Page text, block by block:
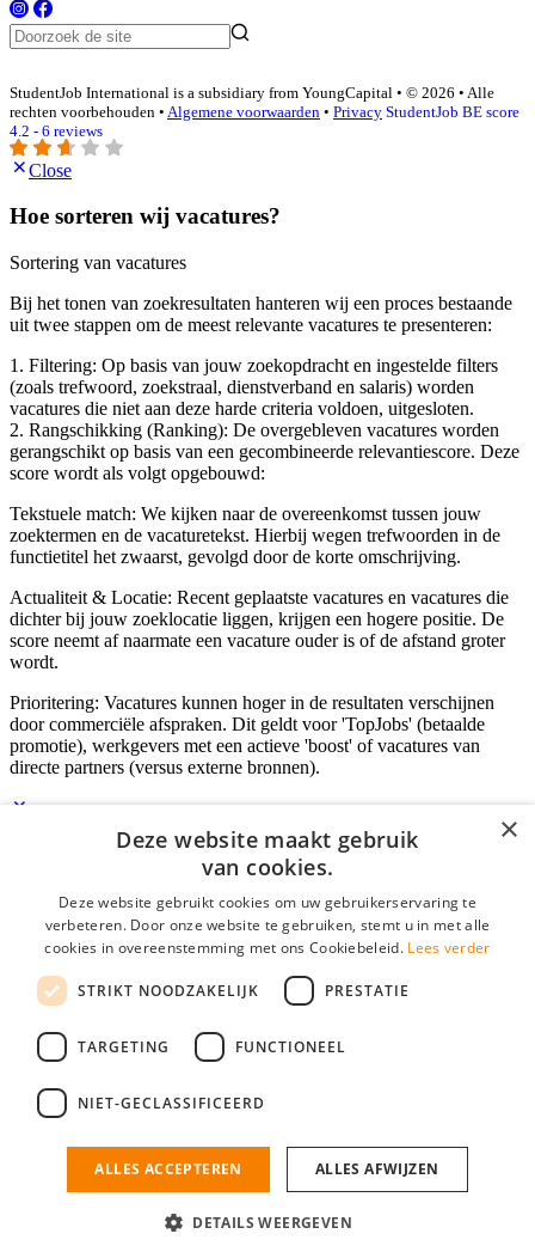
StudentJob International is a subsidiary from YoungCapital • © 2026 • Alle
rechten voorbehouden • Algemene voorwaarden • Privacy StudentJob BE score
4.2 - 6 reviews
Close
Hoe sorteren wij vacatures?
Sortering van vacatures
Bij het tonen van zoekresultaten hanteren wij een proces bestaande
uit twee stappen om de meest relevante vacatures te presenteren:
1. Filtering: Op basis van jouw zoekopdracht en ingestelde filters
(zoals trefwoord, zoekstraal, dienstverband en salaris) worden
vacatures die niet aan deze harde criteria voldoen, uitgesloten.
2. Rangschikking (Ranking): De overgebleven vacatures worden
gerangschikt op basis van een gecombineerde relevantiescore. Deze
score wordt als volgt opgebouwd:
Tekstuele match: We kijken naar de overeenkomst tussen jouw
zoektermen en de vacaturetekst. Hierbij wegen trefwoorden in de
functietitel het zwaarst, gevolgd door de korte omschrijving.
Actualiteit & Locatie: Recent geplaatste vacatures en vacatures die
dichter bij jouw zoeklocatie liggen, krijgen een hogere positie. De
score neemt af naarmate een vacature ouder is of de afstand groter
wordt.
Prioritering: Vacatures kunnen hoger in de resultaten verschijnen
door commerciële afspraken. Dit geldt voor 'TopJobs' (betaalde
promotie), werkgevers met een actieve 'boost' of vacatures van
directe partners (versus externe bronnen).
Inloggen als bedrijf
E-mail*
Wachtwoord
login gegevens onthouden
login
Bedrijf aanmelden
nieuwe collega/werknemer zo gevonden!
×
Deze website maakt gebruik
van cookies.
Deze website gebruikt cookies om uw gebruikerservaring te
verbeteren. Door onze website te gebruiken, stemt u in met alle
cookies in overeenstemming met ons Cookiebeleid. Lees verder
STRIKT NOODZAKELIJK PRESTATIE
TARGETING FUNCTIONEEL
NIET-GECLASSIFICEERD
ALLES ACCEPTEREN ALLES AFWIJZEN
DETAILS WEERGEVEN